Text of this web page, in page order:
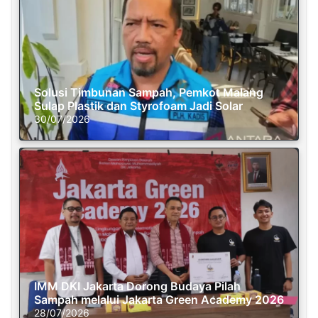
Solusi Timbunan Sampah, Pemkot Malang
Sulap Plastik dan Styrofoam Jadi Solar
30/07/2026
IMM DKI Jakarta Dorong Budaya Pilah
Sampah melalui Jakarta Green Academy 2026
28/07/2026